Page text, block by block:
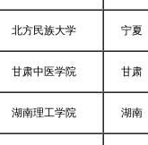
北方民族大学 宁夏
甘肃中医学院 甘肃
湖南理工学院 湖南